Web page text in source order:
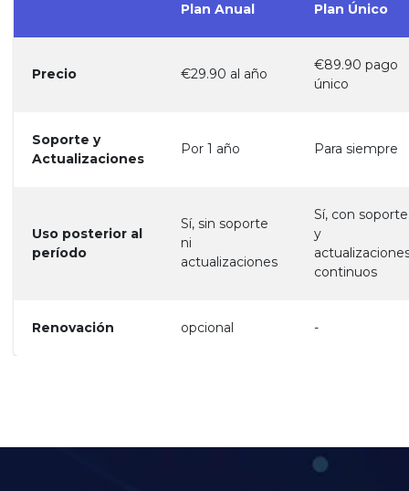
Plan Anual Plan Único
Precio €29.90 al año
€89.90 pago
único
Soporte y
Actualizaciones
Por 1 año Para siempre
Uso posterior al
período
Sí, sin soporte
ni
actualizaciones
Sí, con soporte
y
continuos
Renovación opcional -